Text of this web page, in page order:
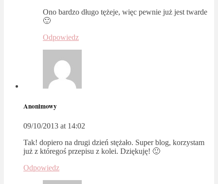
Ono bardzo długo tężeje, więc pewnie już jest twarde
🙂
Odpowiedz
Anonimowy
09/10/2013 at 14:02
Tak! dopiero na drugi dzień stężało. Super blog, korzystam
już z któregoś przepisu z kolei. Dziękuję! 🙂
Odpowiedz